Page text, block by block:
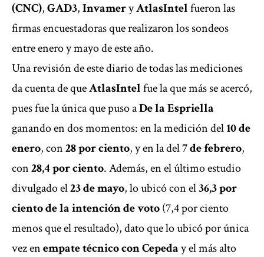
(CNC),GAD3,InvameryAtlasIntelfueron las
firmas encuestadoras que realizaron los sondeos
entre enero y mayo de este año.
Una revisión de este diario de todas las mediciones
da cuenta de queAtlasIntelfue la que más se acercó,
pues fue la única que puso aDe la Espriella
ganando en dos momentos: en la medición del10 de
enero, con28 por ciento, y en la del7 de febrero,
con28,4 por ciento. Además, en el último estudio
divulgado el23 de mayo, lo ubicó con el36,3 por
ciento de la intención de voto(7,4 por ciento
menos que el resultado), dato que lo ubicó por única
vez enempate técnico con Cepeday el más alto